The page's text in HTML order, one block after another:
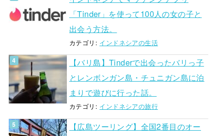
「Tinder」を使って100人の女の子と
出会う方法。
カテゴリ: インドネシアの生活
【バリ島】Tinderで出会ったバリっ子
とレンボンガン島・チュニガン島に泊
まりで遊びに行った話。
カテゴリ: インドネシアの旅行
【広島ツーリング】全国2番目のオー